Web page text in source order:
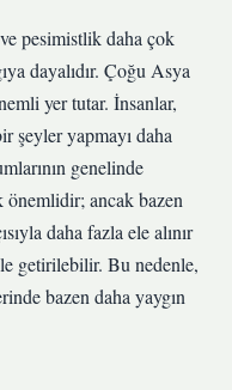
pesimistlik daha çok
dayalıdır. Çoğu Asya
yer tutar. İnsanlar,
şeyler yapmayı daha
genelinde
önemlidir; ancak bazen
daha fazla ele alınır
getirilebilir. Bu nedenle,
bazen daha yaygın